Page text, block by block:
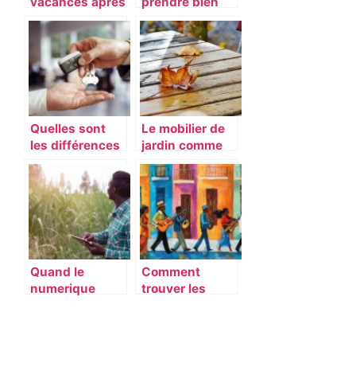
de longs mois
de travail
soin de son foie
?
Quelles sont
les différences
entre LLD et
LOA ?
Le mobilier de
jardin comme
prolongement
de votre
interieur
Quand le
numerique
Comment
trouver les